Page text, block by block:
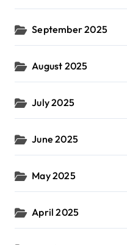
September 2025
August 2025
July 2025
June 2025
May 2025
April 2025